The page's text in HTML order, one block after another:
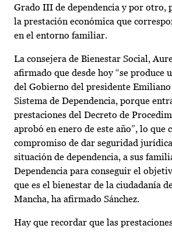
Grado III de dependencia y por otro,
la prestación económica que
en el entorno familiar.
La consejera de Bienestar Social,
afirmado que desde hoy “se produce
del Gobierno del presidente Emiliano
Sistema de Dependencia, porque
prestaciones del Decreto de
aprobó en enero de este año”, lo que
compromiso de dar seguridad
situación de dependencia, a sus
Dependencia para conseguir el
que es el bienestar de la ciudadanía
Mancha, ha afirmado Sánchez.
Hay que recordar que las